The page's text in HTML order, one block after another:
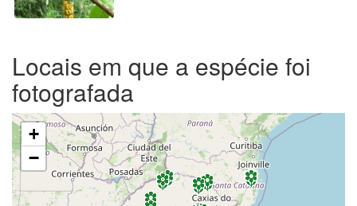
Locais em que a espécie foi
fotografada
+
−